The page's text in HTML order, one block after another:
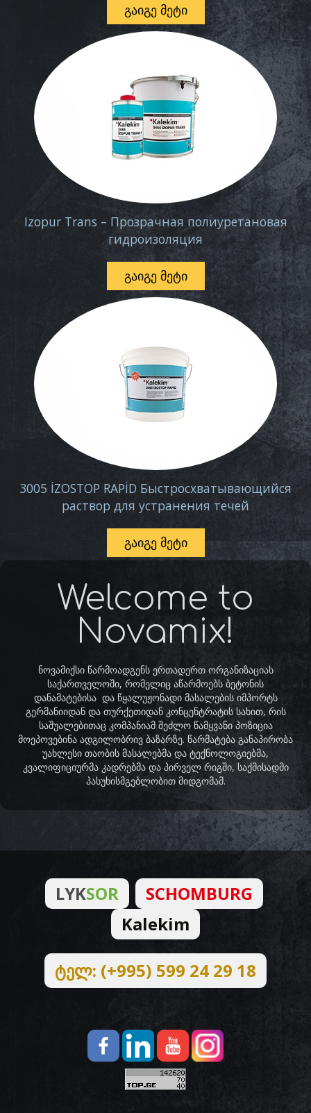
ᲒᲐᲘᲒᲔ ᲛᲔᲢᲘ
Izopur Trans – Прозрачная полиуретановая
гидроизоляция
ᲒᲐᲘᲒᲔ ᲛᲔᲢᲘ
3005 İZOSTOP RAPİD Быстросхватывающийся
раствор для устранения течей
ᲒᲐᲘᲒᲔ ᲛᲔᲢᲘ
Welcome to
Novamix!
ნოვამიქსი წარმოადგენს ერთადერთ ორგანიზაციას
საქართველოში, რომელიც აწარმოებს ბეტონის
დანამატებისა და წყალუჟონადი მასალების იმპორტს
გერმანიიდან და თურქეთიდან კონცენტრატის სახით, რის
საშუალებითაც კომპანიამ შეძლო წამყვანი პოზიცია
მოეპოვებინა ადგილობრივ ბაზარზე. წარმატება განაპირობა
უახლესი თაობის მასალებმა და ტექნოლოგიებმა,
კვალიფიციურმა კადრებმა და პირველ რიგში, საქმისადმი
პასუხისმგებლობით მიდგომამ.
LYKSOR
SCHOMBURG
Kalekim
ტელ: (+995) 599 24 29 18